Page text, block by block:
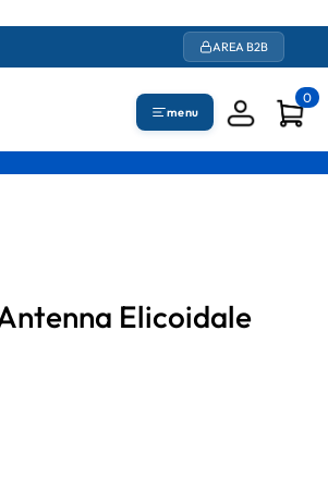
AREA B2B
menu
0
Elicoidale